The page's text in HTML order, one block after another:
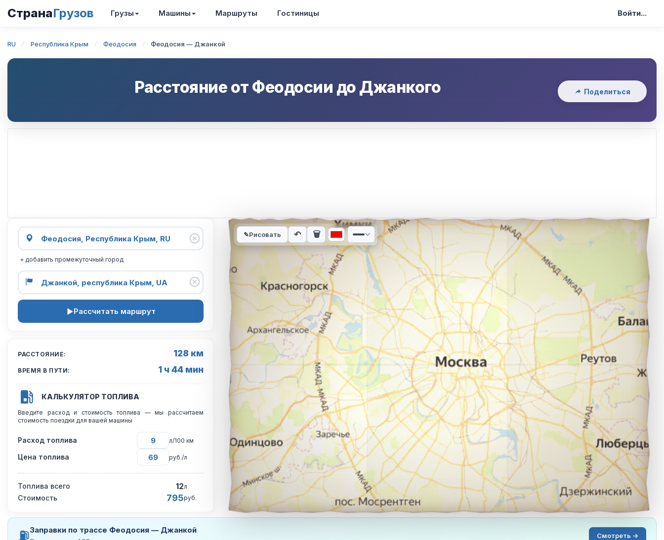
СтранаГрузов Грузы Машины Маршруты Гостиницы Войти...
RU Республика Крым Феодосия Феодосия — Джанкой
Расстояние от Феодосии до Джанкого Поделиться
+ добавить промежуточный город
Рассчитать маршрут
РАССТОЯНИЕ: 128 км
ВРЕМЯ В ПУТИ: 1 ч 44 мин
КАЛЬКУЛЯТОР ТОПЛИВА
Введите расход и стоимость топлива — мы рассчитаем
стоимость поездки для вашей машины
Расход топлива л/100 км
Цена топлива руб./л
Топлива всего 12л
Стоимость 795руб.
Интерактивная карта автомобильного маршрута из города Феодосия в город Джанкой.
✎Рисовать ↶ 🗑
⛽Заправки по трассе Феодосия — Джанкой
Смотреть →